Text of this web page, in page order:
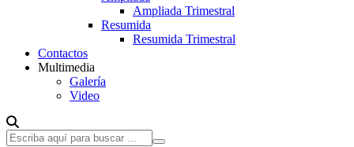
Ampliada Trimestral
Resumida
Resumida Trimestral
Contactos
Multimedia
Galería
Video